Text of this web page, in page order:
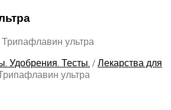
Трипафлавин ультра
Удобрения. Тесты. / Лекарства для
ультра